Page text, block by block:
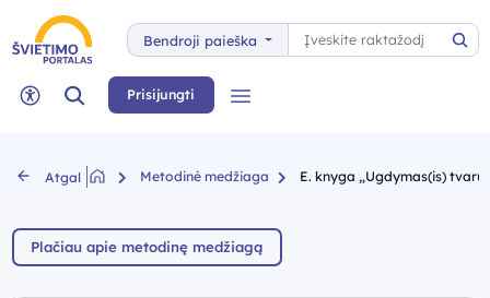
Bendroji paieška
Paieška
Neįgaliųjų rėžimas
Paieška Prisijungti
Atgal Metodinė medžiaga E. knyga „Ugdymas(is)
Plačiau apie metodinę medžiagą